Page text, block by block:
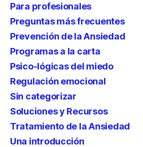
Para profesionales
Preguntas más frecuentes
Prevención de la Ansiedad
Programas a la carta
Psico-lógicas del miedo
Regulación emocional
Sin categorizar
Soluciones y Recursos
Tratamiento de la Ansiedad
Una introducción